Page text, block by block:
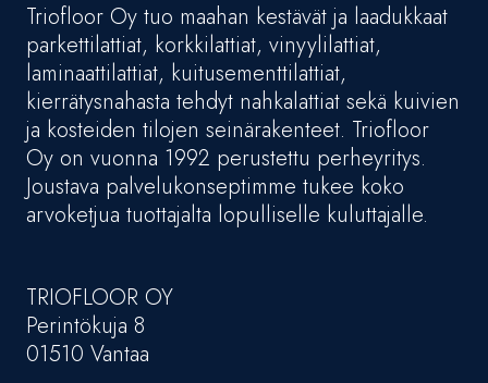
Triofloor Oy tuo maahan kestävät ja laadukkaat
parkettilattiat, korkkilattiat, vinyylilattiat,
laminaattilattiat, kuitusementtilattiat,
kierrätysnahasta tehdyt nahkalattiat sekä kuivien
ja kosteiden tilojen seinärakenteet. Triofloor
Oy on vuonna 1992 perustettu perheyritys.
Joustava palvelukonseptimme tukee koko
arvoketjua tuottajalta lopulliselle kuluttajalle.
TRIOFLOOR OY
Perintökuja 8
01510 Vantaa